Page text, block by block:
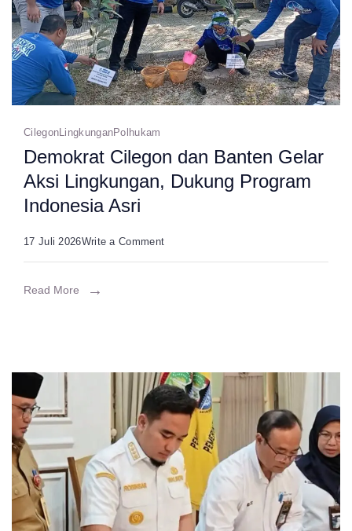
Baru
Kesejahteraan
Warga
Pesisir
Pandeglang
CilegonLingkunganPolhukam
Demokrat Cilegon dan Banten Gelar
Aksi Lingkungan, Dukung Program
Indonesia Asri
17 Juli 2026Write a Commenton
Demokrat
Aksi
Lingkungan,
Dukung
Program
Indonesia
Asri
Read More